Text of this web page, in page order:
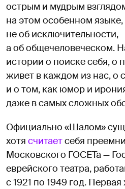
острым и мудрым
на этом особенном
не об исключительности,
а об общечеловеческом.
истории о поиске себя, о
живет в каждом из нас, о
и о том, как юмор и
даже в самых сложных
Официально «Шалом»
хотя считаетсебя
Московского ГОСЕТа —
еврейского театра,
с 1921 по 1949 год.